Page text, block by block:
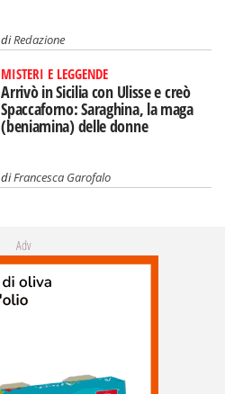
diRedazione
MISTERI E LEGGENDE
Arrivò in Sicilia con Ulisse e creò
Spaccaforno: Saraghina, la maga
(beniamina) delle donne
diFrancesca Garofalo
Adv